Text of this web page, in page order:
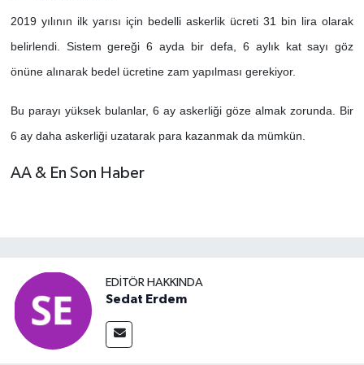
2019 yılının ilk yarısı için bedelli askerlik ücreti 31 bin lira olarak
belirlendi. Sistem gereği 6 ayda bir defa, 6 aylık kat sayı göz
önüne alınarak bedel ücretine zam yapılması gerekiyor.
Bu parayı yüksek bulanlar, 6 ay askerliği göze almak zorunda. Bir
6 ay daha askerliği uzatarak para kazanmak da mümkün.
AA & En Son Haber
EDITÖR HAKKINDA
Sedat Erdem